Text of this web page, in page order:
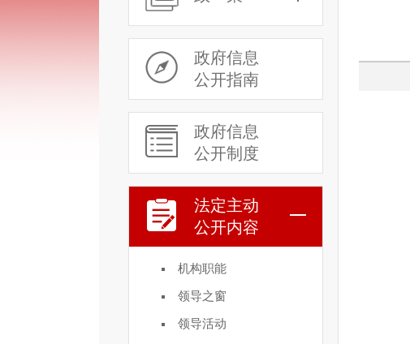
政府信息
公开指南
政府信息
公开制度
法定主动
公开内容
机构职能
领导之窗
领导活动